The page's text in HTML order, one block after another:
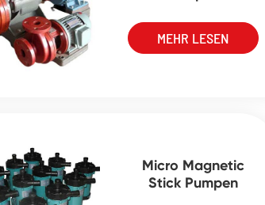
MEHR LESEN
Micro Magnetic
Stick Pumpen